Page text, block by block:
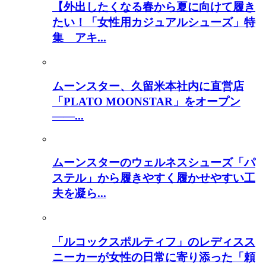
【外出したくなる春から夏に向けて履き
たい！「女性用カジュアルシューズ」特
集 アキ...
ムーンスター、久留米本社内に直営店
「PLATO MOONSTAR」をオープン
――...
ムーンスターのウェルネスシューズ「パ
ステル」から履きやすく履かせやすい工
夫を凝ら...
「ルコックスポルティフ」のレディスス
ニーカーが女性の日常に寄り添った「頼